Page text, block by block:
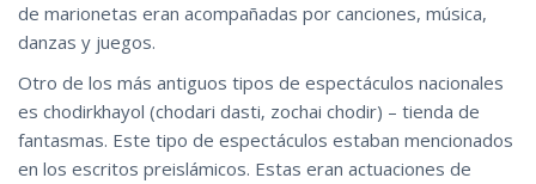
de marionetas eran acompañadas por canciones, música,
danzas y juegos.
Otro de los más antiguos tipos de espectáculos nacionales
es chodirkhayol (chodari dasti‚ zochai chodir) – tienda de
fantasmas. Este tipo de espectáculos estaban mencionados
en los escritos preislámicos. Estas eran actuaciones de